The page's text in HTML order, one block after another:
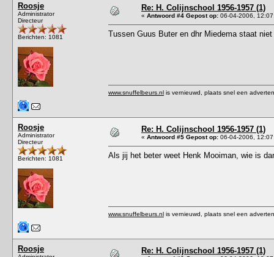
Roosje
Administrator
Directeur
Berichten: 1081
Re: H. Colijnschool 1956-1957 (1)
« Antwoord #4 Gepost op: 06-04-2006,
Tussen Guus Buter en dhr Miedema staat
www.snuffelbeurs.nl is vernieuwd, plaats snel een
Roosje
Administrator
Directeur
Berichten: 1081
Re: H. Colijnschool 1956-1957 (1)
« Antwoord #5 Gepost op: 06-04-2006,
Als jij het beter weet Henk Mooiman, wie is
www.snuffelbeurs.nl is vernieuwd, plaats snel een
Roosje Re: H. Colijnschool 1956-1957 (1)